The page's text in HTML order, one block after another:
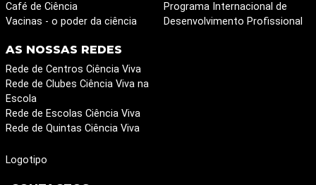
Café de Ciência
Vacinas - o poder da ciência
Programa Internacional de
Desenvolvimento Profissional
AS NOSSAS REDES
Rede de Centros Ciência Viva
Rede de Clubes Ciência Viva na
Escola
Rede de Escolas Ciência Viva
Rede de Quintas Ciência Viva
Logotipo